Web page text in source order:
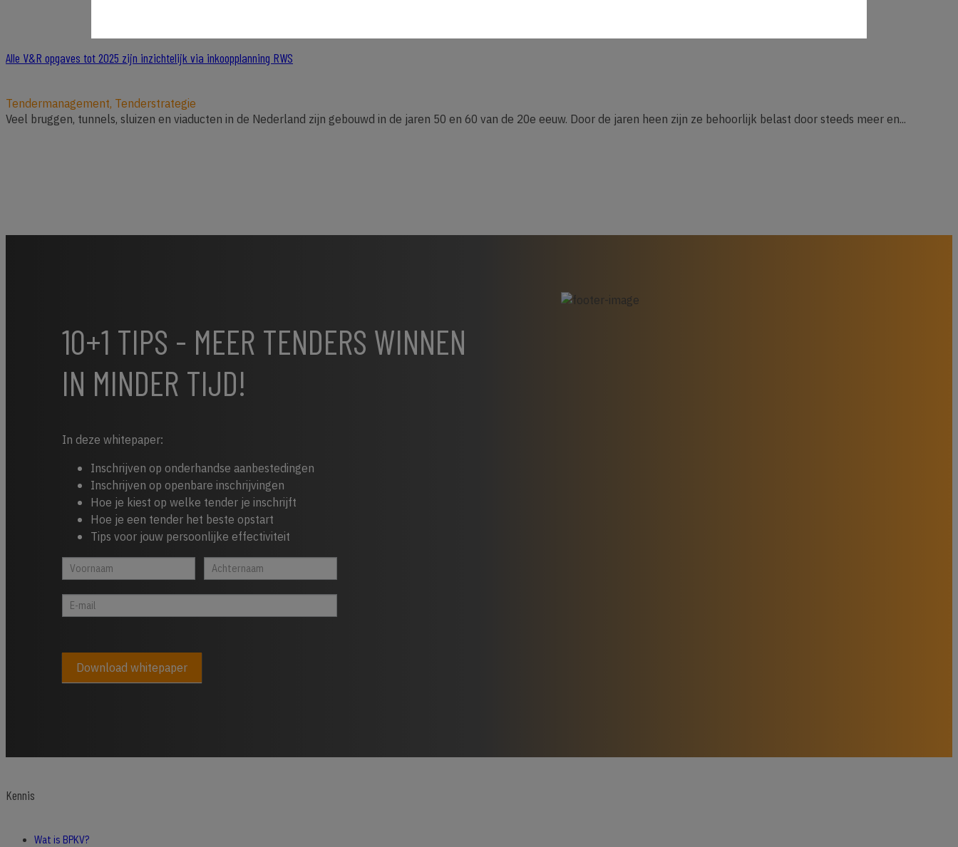
Alle V&R opgaves tot 2025 zijn inzichtelijk via inkoopplanning RWS
Tendermanagement, Tenderstrategie
Veel bruggen, tunnels, sluizen en viaducten in de Nederland zijn gebouwd in de jaren 50 en 60 van de 20e eeuw. Door de jaren heen zijn ze behoorlijk belast door steeds meer en...
10+1 TIPS - MEER TENDERS WINNEN
IN MINDER TIJD!
In deze whitepaper:
Inschrijven op onderhandse aanbestedingen
Inschrijven op openbare inschrijvingen
Hoe je kiest op welke tender je inschrijft
Hoe je een tender het beste opstart
Tips voor jouw persoonlijke effectiviteit
Whitepaper
cta
footer
Indien
je
een
mens
veldDownload whitepaper
Kennis
Wat is BPKV?